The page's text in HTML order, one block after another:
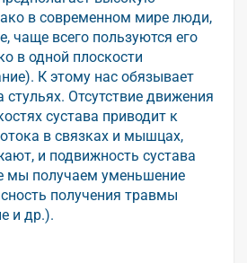
в современном мире люди,
чаще всего пользуются его
в одной плоскости
К этому нас обязывает
стульях. Отсутствие движения
сустава приводит к
в связках и мышцах,
и подвижность сустава
мы получаем уменьшение
получения травмы
и др.).